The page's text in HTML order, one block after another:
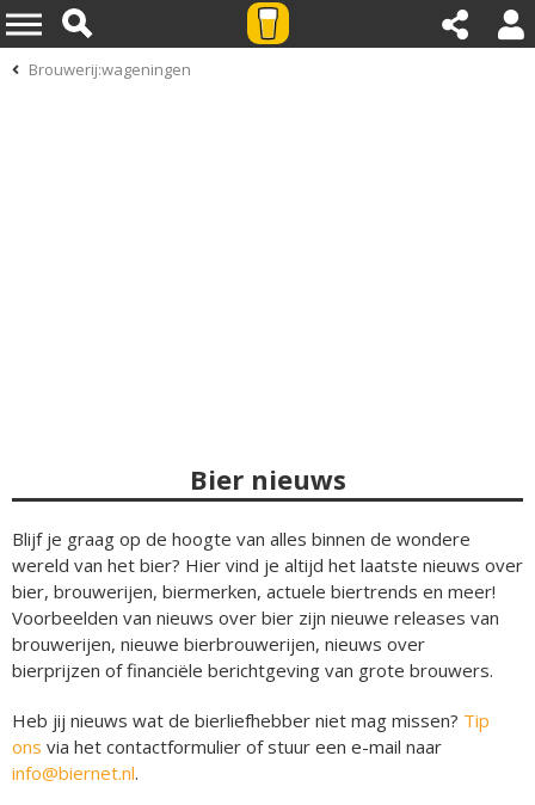
Brouwerij:wageningen
Bier nieuws
Blijf je graag op de hoogte van alles binnen de wondere
wereld van het bier? Hier vind je altijd het laatste nieuws over
bier, brouwerijen, biermerken, actuele biertrends en meer!
Voorbeelden van nieuws over bier zijn nieuwe releases van
brouwerijen, nieuwe bierbrouwerijen, nieuws over
bierprijzen of financiële berichtgeving van grote brouwers.
Heb jij nieuws wat de bierliefhebber niet mag missen? Tip
ons via het contactformulier of stuur een e-mail naar
info@biernet.nl.